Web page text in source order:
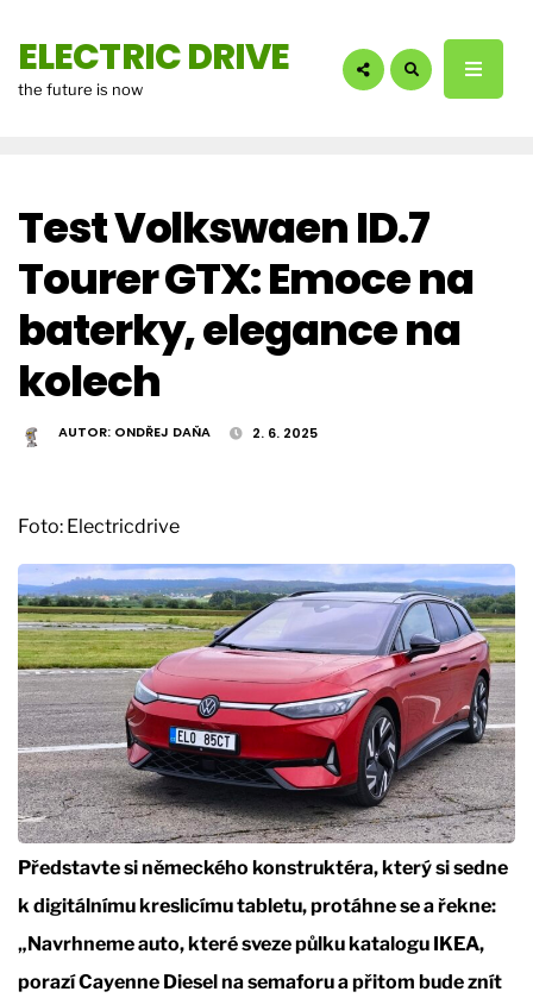
ELECTRIC DRIVE
the future is now
Test Volkswaen ID.7
Tourer GTX: Emoce na
baterky, elegance na
kolech
AUTOR: ONDŘEJ DAŇA 2. 6. 2025
Foto: Electricdrive
Představte si německého konstruktéra, který si sedne
k digitálnímu kreslicímu tabletu, protáhne se a řekne:
„Navrhneme auto, které sveze půlku katalogu IKEA,
porazí Cayenne Diesel na semaforu a přitom bude znít